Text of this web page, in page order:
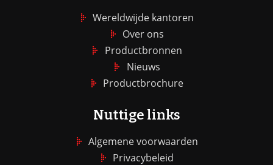
Wereldwijde kantoren
Over ons
Productbronnen
Nieuws
Productbrochure
Nuttige links
Algemene voorwaarden
Privacybeleid